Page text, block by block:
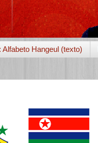
Alfabeto Hangeul (texto)